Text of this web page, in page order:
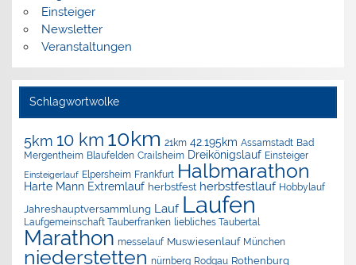
Einsteiger
Newsletter
Veranstaltungen
Schlagwortwolke
5km 10 km 10km 21km 42.195km Assamstadt Bad
Mergentheim Blaufelden Crailsheim Dreikönigslauf Einsteiger
Einsteigerlauf Elpersheim Frankfurt Halbmarathon
Harte Mann Extremlauf herbstfest herbstfestlauf Hobbylauf
Jahreshauptversammlung Lauf Laufen
Laufgemeinschaft Tauberfranken liebliches Taubertal
Marathon messelauf Muswiesenlauf München
niederstetten nürnberg Rodgau Rothenburg